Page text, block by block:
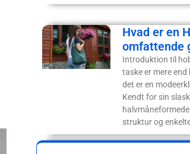
Hvad er en
omfattende
Introduktion til
taske er mere
det er en
Kendt for sin
struktur og